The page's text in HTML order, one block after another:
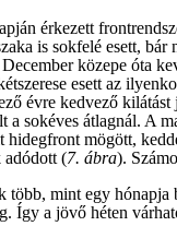
érkezett
is sokfelé esett,
közepe óta
esett az
évre kedvező
sokéves átlagnál. A
mögött,
adódott (7. ábra).
mint egy
a jövő héten